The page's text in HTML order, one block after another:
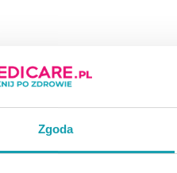
Zgoda